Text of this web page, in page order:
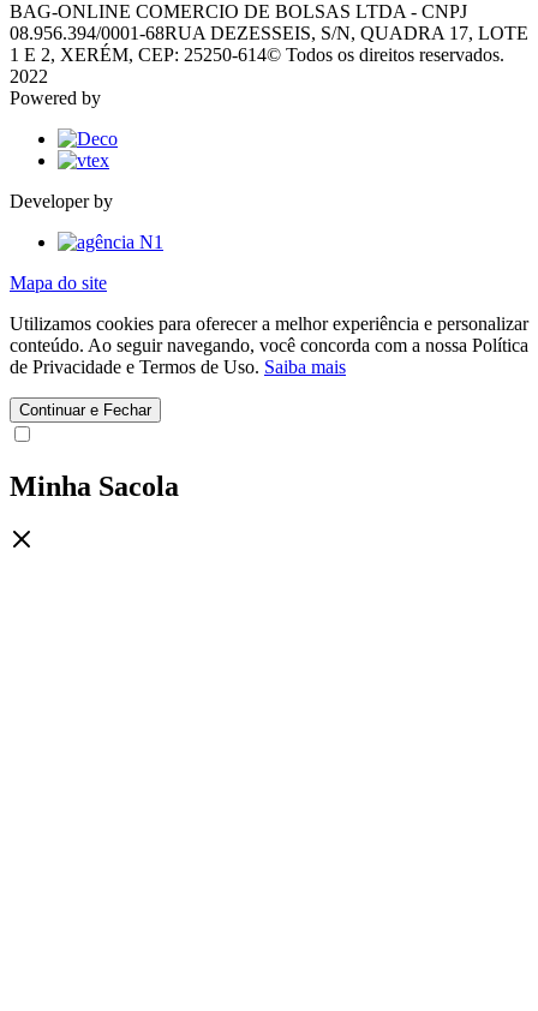
BAG-ONLINE COMERCIO DE BOLSAS LTDA - CNPJ
08.956.394/0001-68RUA DEZESSEIS, S/N, QUADRA 17, LOTE
1 E 2, XERÉM, CEP: 25250-614© Todos os direitos reservados.
2022
Powered by
Developer by
Mapa do site
Utilizamos cookies para oferecer a melhor experiência e personalizar
conteúdo. Ao seguir navegando, você concorda com a nossa Política
de Privacidade e Termos de Uso. Saiba mais
Continuar e Fechar
Minha Sacola